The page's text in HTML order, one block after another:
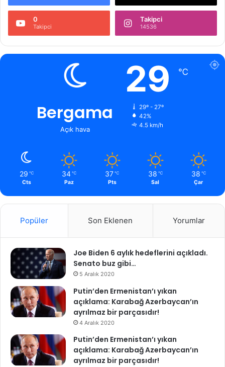
0
Takipci
Takipci
14536
Bergama
Açık hava
29 ℃
29º - 27º
42%
4.5 km/h
29 ℃
Cts
34 ℃
Paz
37 ℃
Pts
38 ℃
Sal
38 ℃
Çar
Popüler Son Eklenen Yorumlar
Joe Biden 6 aylık hedeflerini açıkladı.
Senato buz gibi…
5 Aralık 2020
Putin’den Ermenistan’ı yıkan
açıklama: Karabağ Azerbaycan’ın
ayrılmaz bir parçasıdır!
4 Aralık 2020
Putin’den Ermenistan’ı yıkan
açıklama: Karabağ Azerbaycan’ın
ayrılmaz bir parçasıdır!